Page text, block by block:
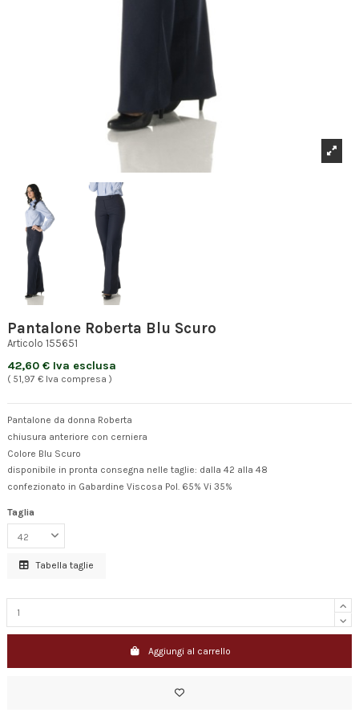
Pantalone Roberta Blu Scuro
Articolo 155651
42,60 € Iva esclusa
( 51,97 € Iva compresa )
Pantalone da donna Roberta
chiusura anteriore con cerniera
Colore Blu Scuro
disponibile in pronta consegna nelle taglie: dalla 42 alla 48
confezionato in Gabardine Viscosa Pol. 65% Vi 35%
Taglia
Tabella taglie
Aggiungi al carrello